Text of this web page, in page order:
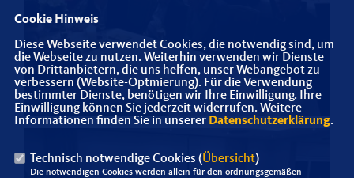
Cookie Hinweis
Diese Webseite verwendet Cookies, die notwendig sind, um
die Webseite zu nutzen. Weiterhin verwenden wir Dienste
von Drittanbietern, die uns helfen, unser Webangebot zu
verbessern (Website-Optmierung). Für die Verwendung
bestimmter Dienste, benötigen wir Ihre Einwilligung. Ihre
Einwilligung können Sie jederzeit widerrufen. Weitere
Informationen finden Sie in unserer Datenschutzerklärung.
Technisch notwendige Cookies (Übersicht)
Die notwendigen Cookies werden allein für den ordnungsgemäßen